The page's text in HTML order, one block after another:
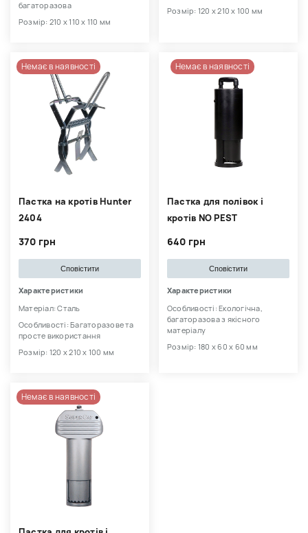
багаторазова
Розмір: 210 х 110 х 110 мм
Розмір: 120 х 210 х 100 мм
Немає в наявності
Пастка на кротів Hunter
2404
370 грн
Сповістити
Характеристики
Матеріал: Сталь
Особливості: Багаторазове та
просте використання
Розмір: 120 х 210 х 100 мм
Немає в наявності
Пастка для полівок і
кротів NO PEST
640 грн
Сповістити
Характеристики
Особливості: Екологічна,
багаторазова з якісного
матеріалу
Розмір: 180 х 60 х 60 мм
Немає в наявності